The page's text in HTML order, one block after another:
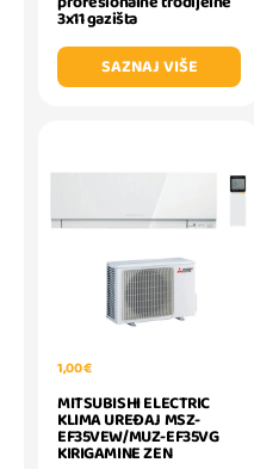
3x11 gazišta
SAZNAJ VIŠE
1,00 €
MITSUBISHI ELECTRIC
KLIMA UREĐAJ MSZ-
EF35VEW/MUZ-EF35VG
KIRIGAMINE ZEN